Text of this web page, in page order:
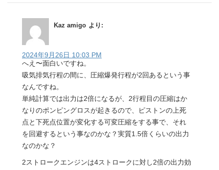
Kaz amigo より:
2024年9月26日 10:03 PM
へえ〜面白いですね。
吸気排気行程の間に、圧縮爆発行程が2回あるという事
なんですね。
単純計算では出力は2倍になるが、2行程目の圧縮はか
なりのポンピングロスが起きるので、ピストンの上死
点と下死点位置が変化する可変圧縮をする事で、それ
を回避するという事なのかな？実質1.5倍くらいの出力
なのかな？
2ストロークエンジンは4ストロークに対し2倍の出力効